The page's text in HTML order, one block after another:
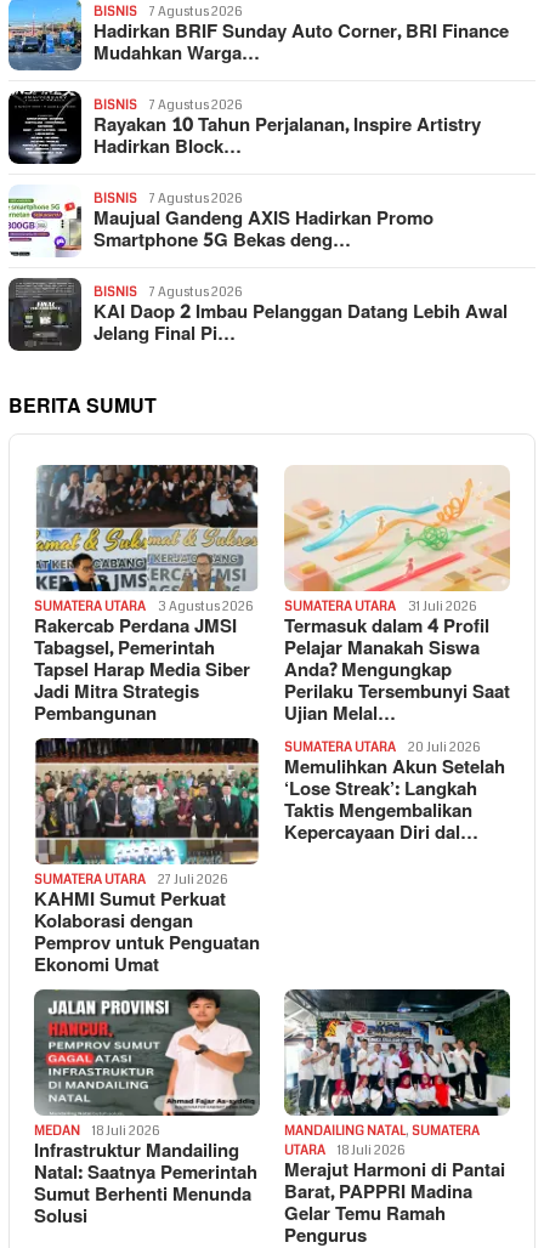
BISNIS 7 Agustus 2026
Hadirkan BRIF Sunday Auto Corner, BRI Finance
Mudahkan Warga…
BISNIS 7 Agustus 2026
Rayakan 10 Tahun Perjalanan, Inspire Artistry
Hadirkan Block…
BISNIS 7 Agustus 2026
Maujual Gandeng AXIS Hadirkan Promo
Smartphone 5G Bekas deng…
BISNIS 7 Agustus 2026
KAI Daop 2 Imbau Pelanggan Datang Lebih Awal
Jelang Final Pi…
BERITA SUMUT
SUMATERA UTARA 3 Agustus 2026
Rakercab Perdana JMSI
Tabagsel, Pemerintah
Tapsel Harap Media Siber
Jadi Mitra Strategis
Pembangunan
SUMATERA UTARA 31 Juli 2026
Termasuk dalam 4 Profil
Pelajar Manakah Siswa
Anda? Mengungkap
Perilaku Tersembunyi Saat
Ujian Melal…
SUMATERA UTARA 27 Juli 2026
KAHMI Sumut Perkuat
Kolaborasi dengan
Pemprov untuk Penguatan
Ekonomi Umat
SUMATERA UTARA 20 Juli 2026
Memulihkan Akun Setelah
‘Lose Streak’: Langkah
Taktis Mengembalikan
Kepercayaan Diri dal…
MEDAN 18 Juli 2026
Infrastruktur Mandailing
Natal: Saatnya Pemerintah
Sumut Berhenti Menunda
Solusi
MANDAILING NATAL, SUMATERA
UTARA
18 Juli 2026
Merajut Harmoni di Pantai
Barat, PAPPRI Madina
Gelar Temu Ramah
Pengurus